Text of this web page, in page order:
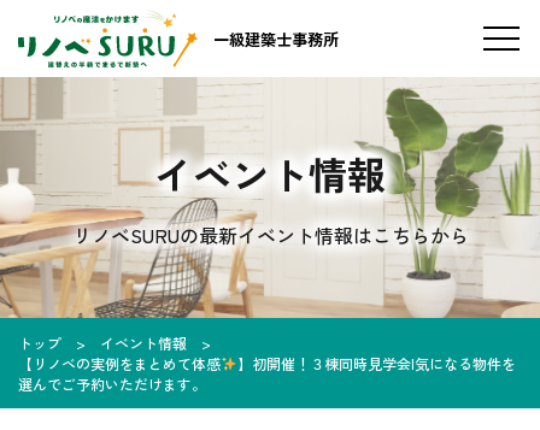
一級建築士事務所
イベント情報
リノベSURUの最新イベント情報はこちらから
トップ
イベント情報
【リノベの実例をまとめて体感
】初開催！３棟同時見学会|気になる物件を
選んでご予約いただけます。